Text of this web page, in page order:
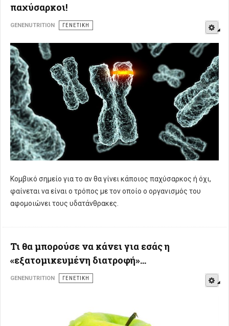
παχύσαρκοι!
GENENUTRITION ΓΕΝΕΤΙΚΉ
Κομβικό σημείο για το αν θα γίνει κάποιος παχύσαρκος ή όχι,
φαίνεται να είναι ο τρόπος με τον οποίο ο οργανισμός του
αφομοιώνει τους υδατάνθρακες.
Τι θα μπορούσε να κάνει για εσάς η
«εξατομικευμένη διατροφή»...
GENENUTRITION ΓΕΝΕΤΙΚΉ